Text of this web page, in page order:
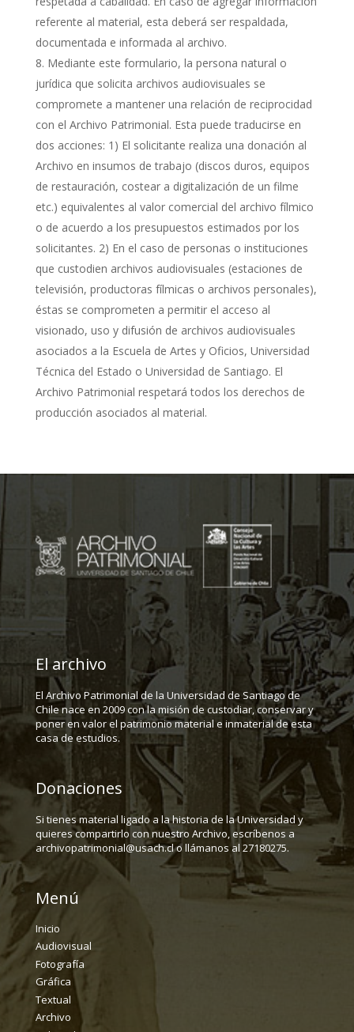
referente al material, esta deberá ser respaldada,
documentada e informada al archivo.
Mediante este formulario, la persona natural o
jurídica que solicita archivos audiovisuales se
compromete a mantener una relación de reciprocidad
con el Archivo Patrimonial. Esta puede traducirse en
dos acciones: 1) El solicitante realiza una donación al
Archivo en insumos de trabajo (discos duros, equipos
de restauración, costear a digitalización de un filme
etc.) equivalentes al valor comercial del archivo fílmico
o de acuerdo a los presupuestos estimados por los
solicitantes. 2) En el caso de personas o instituciones
que custodien archivos audiovisuales (estaciones de
televisión, productoras fílmicas o archivos personales),
éstas se comprometen a permitir el acceso al
visionado, uso y difusión de archivos audiovisuales
asociados a la Escuela de Artes y Oficios, Universidad
Técnica del Estado o Universidad de Santiago. El
Archivo Patrimonial respetará todos los derechos de
producción asociados al material.
El archivo
El Archivo Patrimonial de la Universidad de Santiago de
Chile nace en 2009 con la misión de custodiar, conservar y
poner en valor el patrimonio material e inmaterial de esta
casa de estudios.
Donaciones
Si tienes material ligado a la historia de la Universidad y
quieres compartirlo con nuestro Archivo, escríbenos a
archivopatrimonial@usach.cl o llámanos al 27180275.
Menú
Inicio
Audiovisual
Fotografía
Gráfica
Textual
Archivo